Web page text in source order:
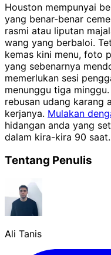
Houston mempunyai
yang benar-benar
rasmi atau liputan
wang yang berbaloi.
kemas kini menu, foto
yang sebenarnya
memerlukan sesi
menunggu tiga
rebusan udang karang
kerjanya. Mulakan
hidangan anda yang
dalam kira-kira 90 saat.
Tentang Penulis
Ali Tanis